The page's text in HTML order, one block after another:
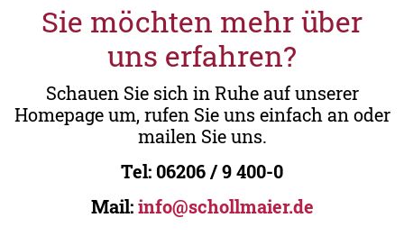
Sie möchten mehr über
uns erfahren?
Schauen Sie sich in Ruhe auf unserer
Homepage um, rufen Sie uns einfach an oder
mailen Sie uns.
Tel: 06206 / 9 400-0
Mail:info@schollmaier.de